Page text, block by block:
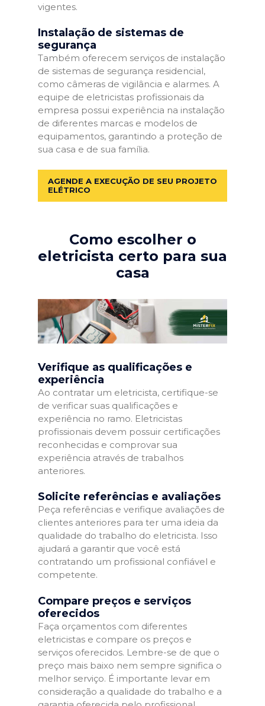
vigentes.
Instalação de sistemas de
segurança
Também oferecem serviços de instalação
de sistemas de segurança residencial,
como câmeras de vigilância e alarmes. A
equipe de eletricistas profissionais da
empresa possui experiência na instalação
de diferentes marcas e modelos de
equipamentos, garantindo a proteção de
sua casa e de sua família.
AGENDE A EXECUÇÃO DE SEU PROJETO
ELÉTRICO
Como escolher o
eletricista certo para sua
casa
Verifique as qualificações e
experiência
Ao contratar um eletricista, certifique-se
de verificar suas qualificações e
experiência no ramo. Eletricistas
profissionais devem possuir certificações
reconhecidas e comprovar sua
experiência através de trabalhos
anteriores.
Solicite referências e avaliações
Peça referências e verifique avaliações de
clientes anteriores para ter uma ideia da
qualidade do trabalho do eletricista. Isso
ajudará a garantir que você está
contratando um profissional confiável e
competente.
Compare preços e serviços
oferecidos
Faça orçamentos com diferentes
eletricistas e compare os preços e
serviços oferecidos. Lembre-se de que o
preço mais baixo nem sempre significa o
melhor serviço. É importante levar em
consideração a qualidade do trabalho e a